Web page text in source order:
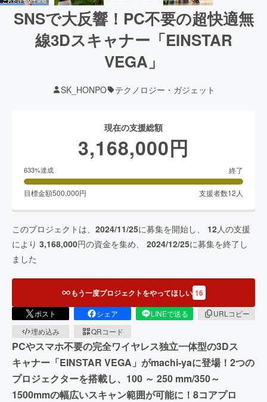
SNSで大反響！PC不要の超快適無
線3Dスキャナー「EINSTAR
VEGA」
SK_HONPO テクノロジー・ガジェット
現在の支援総額
3,168,000円
633%達成 終了
目標金額500,000円 支援者数12 人
このプロジェクトは、 2024/11/25に募集を開始し、 12人の支援
により 3,168,000円の資金を集め、 2024/12/25に募集を終了し
ました
もう一度プロジェクトをやってほしい 16
ポスト シェア LINEで送る
URLコピー
埋め込み
QRコード
PCやスマホ不要の完全ワイヤレス独立一体型の3Dス
キャナー「EINSTAR VEGA」がmachi-yaに登場！2つの
プロジェクターを搭載し、100 ～ 250 mm/350～
1500mmの幅広いスキャン範囲が可能に！8コアプロ